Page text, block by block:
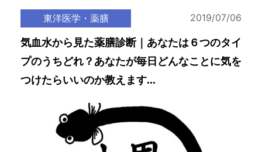
東洋医学・薬膳 2019/07/06
気血水から見た薬膳診断｜あなたは６つのタイ
プのうちどれ？あなたが毎日どんなことに気を
つけたらいいのか教えます...